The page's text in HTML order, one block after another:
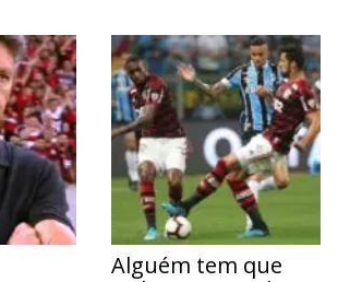
Alguém tem que